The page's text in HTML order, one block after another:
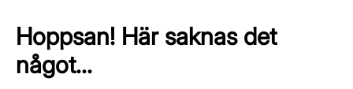
Hoppsan! Här saknas det
något...